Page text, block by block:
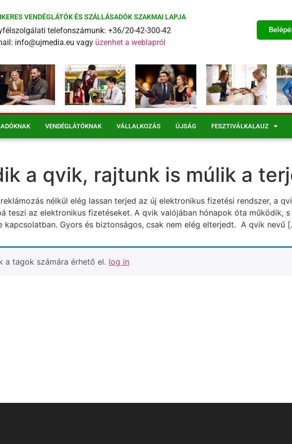
VENDÉGLÁTÓK ÉS SZÁLLÁSADÓK SZAKMAI LAPJA
telefonszámunk: +36/20-42-300-42
info@ujmedia.eu vagy üzenhet a weblapról
VENDÉGLÁTÓKNAK VÁLLALKOZÁS ÚJSÁG FESZTIVÁLKALAUZ
a qvik, rajtunk is múlik a
nélkül elég lassan terjed az új elektronikus fizetési rendszer, a
teszi az elektronikus fizetéseket. A qvik valójában hónapok óta működik,
kapcsolatban. Gyors és biztonságos, csak nem elég elterjedt. A qvik nevű
a tagok számára érhető el. log in